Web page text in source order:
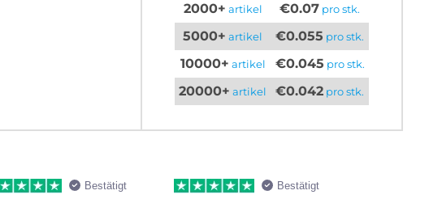
2000+ artikel €0.07 pro stk.
5000+ artikel €0.055 pro stk.
10000+ artikel €0.045 pro stk.
20000+ artikel €0.042 pro stk.
Bestätigt Bestätigt